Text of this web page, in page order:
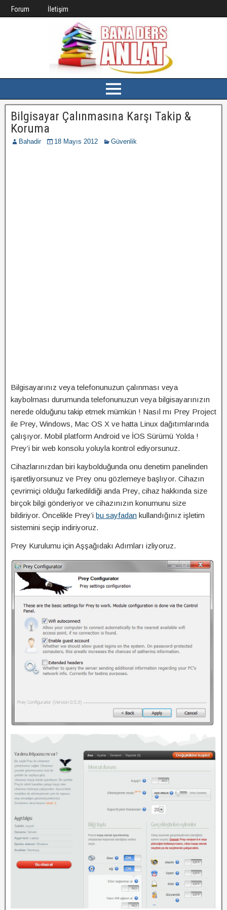
Forum İletişim
Bilgisayar Çalınmasına Karşı Takip &
Koruma
Bahadir 18 Mayıs 2012 Güvenlik
Bilgisayarınız veya telefonunuzun çalınması veya
kaybolması durumunda telefonunuzun veya bilgisayarınızın
nerede olduğunu takip etmek mümkün ! Nasıl mı Prey Project
ile Prey, Windows, Mac OS X ve hatta Linux dağıtımlarında
çalışıyor. Mobil platform Android ve İOS Sürümü Yolda !
Prey’i bir web konsolu yoluyla kontrol ediyorsunuz.
Cihazlarınızdan biri kaybolduğunda onu denetim panelinden
işaretliyorsunuz ve Prey onu gözlemeye başlıyor. Cihazın
çevrimiçi olduğu farkedildiği anda Prey, cihaz hakkında size
birçok bilgi gönderiyor ve cihazınızın konumunu size
bildiriyor. Öncelikle Prey’i bu sayfadan kullandığınız işletim
sistemini seçip indiriyoruz.
Prey Kurulumu için Aşşağıdakı Adımları izliyoruz.